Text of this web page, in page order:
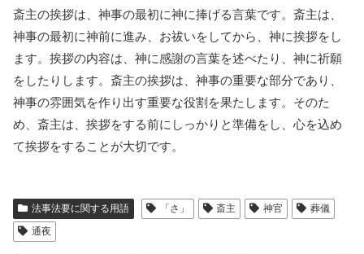
斎主の挨拶は、神事の最初に神に捧げる言葉です。斎主は、
神事の最初に神前に進み、お祓いをしてから、神に挨拶をし
ます。挨拶の内容は、神に感謝の言葉を述べたり、神に祈願
をしたりします。斎主の挨拶は、神事の重要な部分であり、
神事の雰囲気を作り出す重要な役割を果たします。そのた
め、斎主は、挨拶をする前にしっかりと準備をし、心を込め
て挨拶をすることが大切です。
法事法要に関する用語 「さ」 斎主 神官
葬儀
通夜